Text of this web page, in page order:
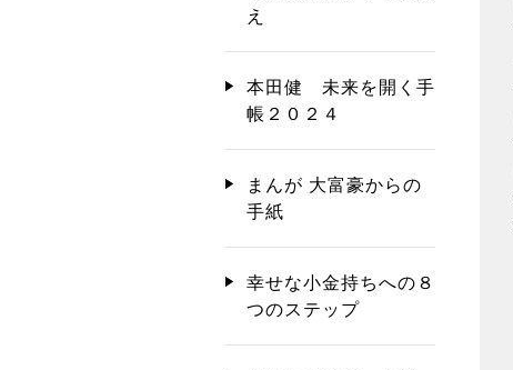
え
本田健 未来を開く手
帳２０２４
まんが 大富豪からの
手紙
幸せな小金持ちへの８
つのステップ